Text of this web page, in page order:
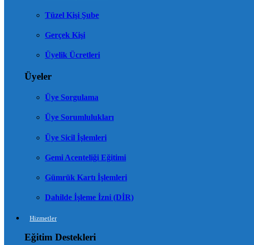
Tüzel Kişi Şube
Gerçek Kişi
Üyelik Ücretleri
Üyeler
Üye Sorgulama
Üye Sorumlulukları
Üye Sicil İşlemleri
Gemi Acenteliği Eğitimi
Gümrük Kartı İşlemleri
Dahilde İşleme İzni (DİR)
Hizmetler
Eğitim Destekleri